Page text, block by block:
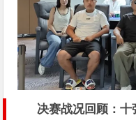
决赛战况回顾：十